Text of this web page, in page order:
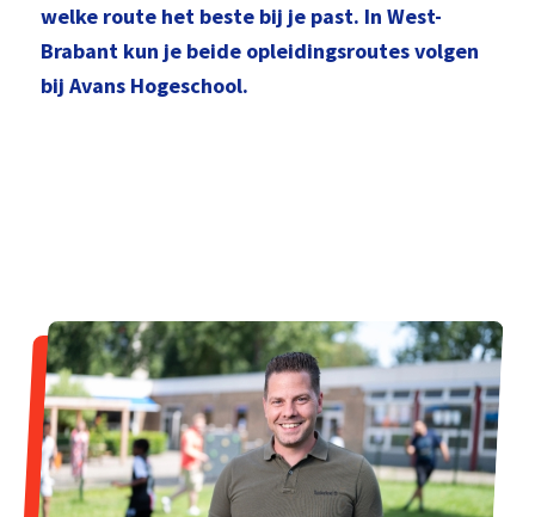
welke route het beste bij je past. In West-
Brabant kun je beide opleidingsroutes volgen
bij Avans Hogeschool.